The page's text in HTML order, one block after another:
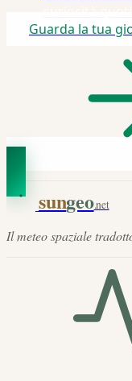
Guarda la tua
sungeo.net
Il meteo spaziale